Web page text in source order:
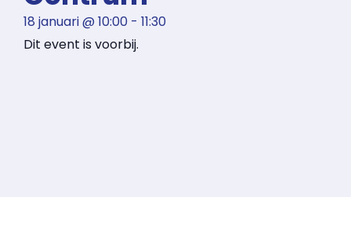
18 januari@ 10:00 - 11:30
Dit event is voorbij.